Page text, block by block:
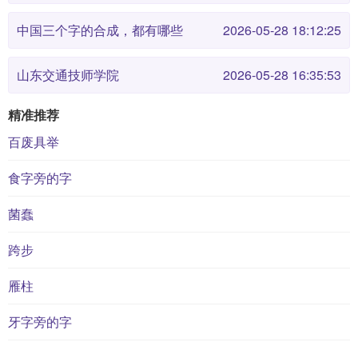
中国三个字的合成，都有哪些 2026-05-28 18:12:25
山东交通技师学院 2026-05-28 16:35:53
精准推荐
百废具举
食字旁的字
菌蠢
跨步
雁柱
牙字旁的字